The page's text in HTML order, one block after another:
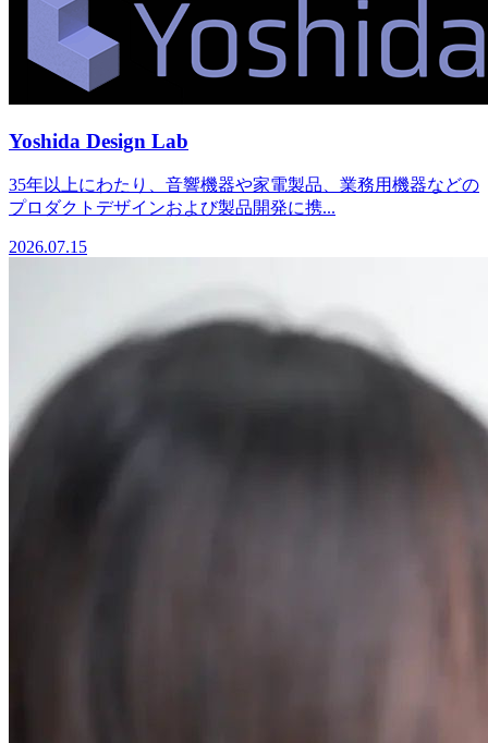
Yoshida Design Lab
35年以上にわたり、音響機器や家電製品、業務用機器などの
プロダクトデザインおよび製品開発に携...
2026.07.15